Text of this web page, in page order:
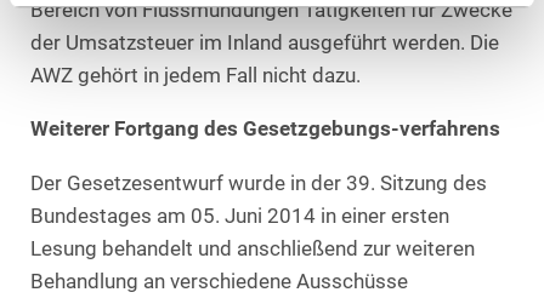
Bereich von Flussmündungen Tätigkeiten für Zwecke
der Umsatzsteuer im Inland ausgeführt werden. Die
AWZ gehört in jedem Fall nicht dazu.
Weiterer Fortgang des Gesetzgebungs-verfahrens
Der Gesetzesentwurf wurde in der 39. Sitzung des
Bundestages am 05. Juni 2014 in einer ersten
Lesung behandelt und anschließend zur weiteren
Behandlung an verschiedene Ausschüsse